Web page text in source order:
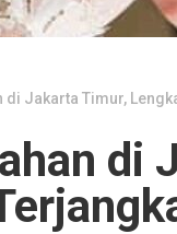
di Jakarta Timur,
di